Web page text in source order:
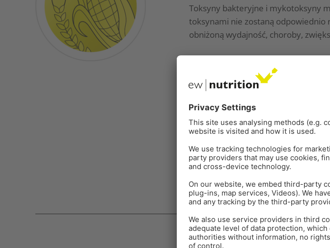
Toksyny bakteryjne i mykotoksyny
toksynami nie zostaną odpowiednio
obniżoną wydajność, choroby,
Dowiedz się, jak wykrywać i
DOWIEDZ SIĘ WIĘCEJ
Pasuje do: